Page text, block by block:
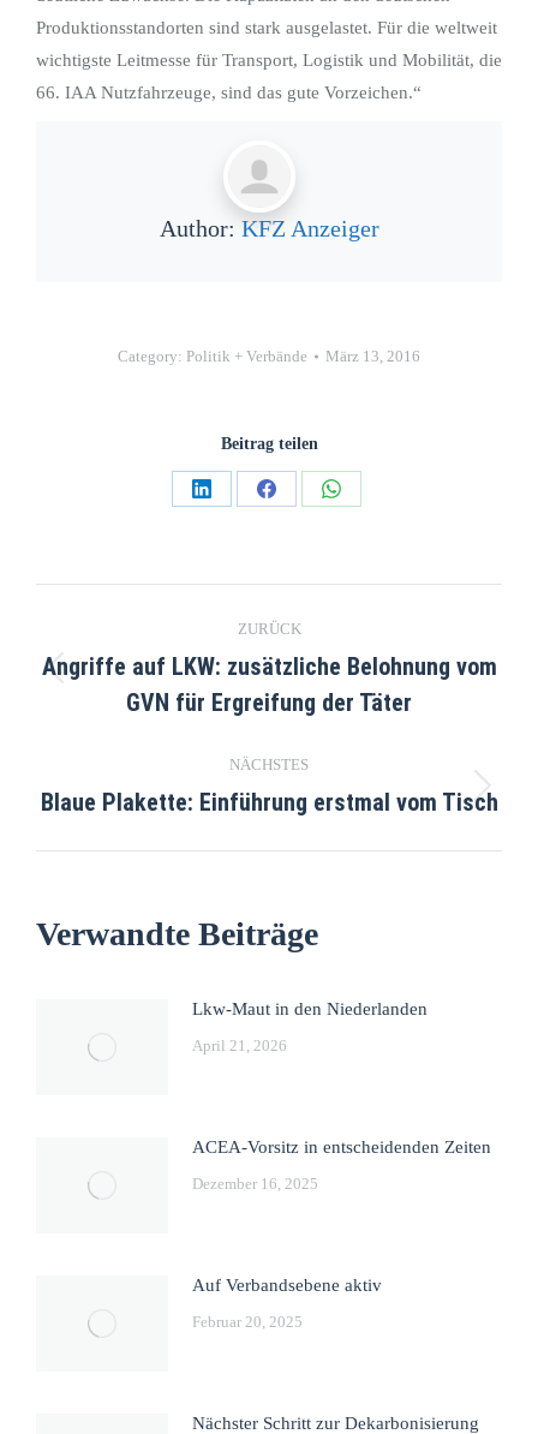
Produktionsstandorten sind stark ausgelastet. Für die weltweit
wichtigste Leitmesse für Transport, Logistik und Mobilität, die
66. IAA Nutzfahrzeuge, sind das gute Vorzeichen.“
Author: KFZ Anzeiger
Category: Politik + Verbände März 13, 2016
Beitrag teilen
ZURÜCK
Angriffe auf LKW: zusätzliche Belohnung vom
GVN für Ergreifung der Täter
NÄCHSTES
Blaue Plakette: Einführung erstmal vom Tisch
Verwandte Beiträge
Lkw-Maut in den Niederlanden
April 21, 2026
ACEA-Vorsitz in entscheidenden Zeiten
Dezember 16, 2025
Auf Verbandsebene aktiv
Februar 20, 2025
Nächster Schritt zur Dekarbonisierung